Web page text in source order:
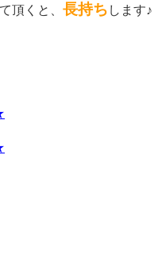
頂くと、 長持ち します♪